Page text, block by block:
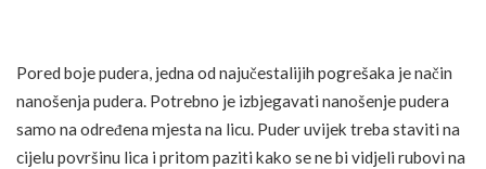
Pored boje pudera, jedna od najučestalijih pogrešaka je način
nanošenja pudera. Potrebno je izbjegavati nanošenje pudera
samo na određena mjesta na licu. Puder uvijek treba staviti na
cijelu površinu lica i pritom paziti kako se ne bi vidjeli rubovi na